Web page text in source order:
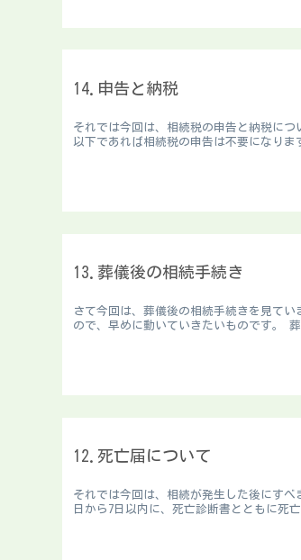
14.申告と納税
それでは今回は、相続税の申告と納税に
以下であれば相続税の申告は不要になり
13.葬儀後の相続手続き
さて今回は、葬儀後の相続手続きを見て
ので、早めに動いていきたいものです。
12.死亡届について
それでは今回は、相続が発生した後にす
日から7日以内に、死亡診断書とともに